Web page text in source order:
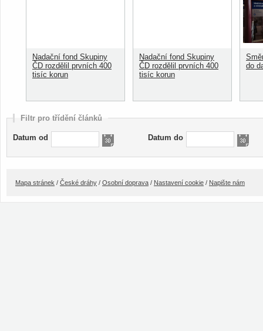
Nadační fond Skupiny
ČD rozdělil prvních 400
tisíc korun
Nadační fond Skupiny
ČD rozdělil prvních 400
tisíc korun
do
Filtr pro třídění článků
Datum od Datum do
Mapa stránek / České dráhy / Osobní doprava / Nastavení cookie / Napište nám